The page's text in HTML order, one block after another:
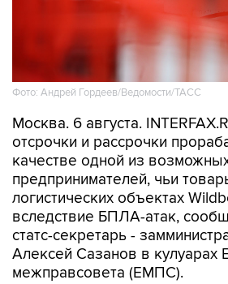
Фото: Андрей Гордеев/Ведомости/ТАСС
Москва. 6 августа.
отсрочки и рассрочки
качестве одной из
предпринимателей, чьи
логистических объектах
вследствие БПЛА-атак,
статс-секретарь -
Алексей Сазанов в кулуарах
межправсовета (ЕМПС).